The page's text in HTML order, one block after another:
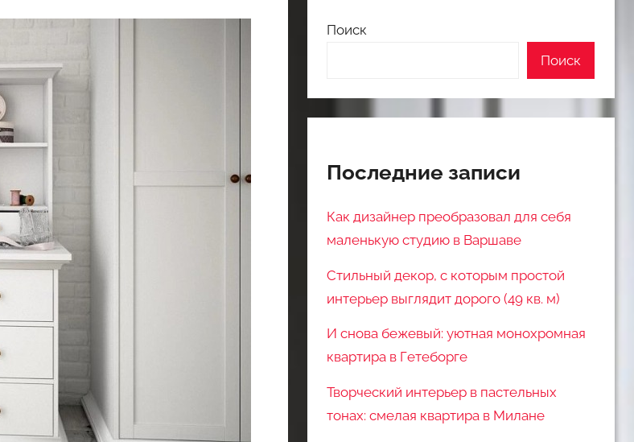
Поиск
Поиск
Последние записи
Как дизайнер преобразовал для себя
маленькую студию в Варшаве
Стильный декор, с которым простой
интерьер выглядит дорого (49 кв. м)
И снова бежевый: уютная монохромная
квартира в Гетеборге
Творческий интерьер в пастельных
тонах: смелая квартира в Милане